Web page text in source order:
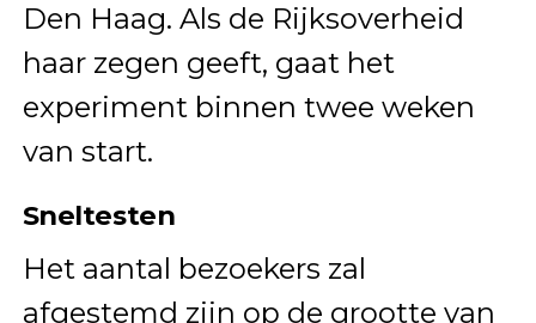
Den Haag. Als de Rijksoverheid
haar zegen geeft, gaat het
experiment binnen twee weken
van start.
Sneltesten
Het aantal bezoekers zal
afgestemd zijn op de grootte van